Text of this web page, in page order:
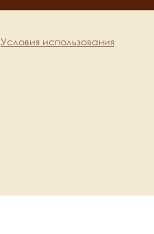
Условия использования